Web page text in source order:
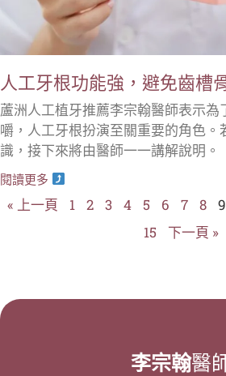
人工牙根功能強，避免齒槽
蘆洲人工植牙推薦李宗翰醫師表示為
嚼，人工牙根扮演至關重要的角色。
識，接下來將由醫師一一講解說明。
閱讀更多
« 上一頁 1 2 3 4 5 6 7 8 9
15
下一頁 »
李宗翰醫